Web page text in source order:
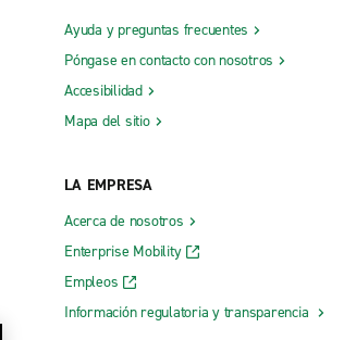
Ayuda y preguntas frecuentes
Póngase en contacto con nosotros
Accesibilidad
Mapa del sitio
LA EMPRESA
Acerca de nosotros
Enterprise Mobility
Empleos
Información regulatoria y transparencia